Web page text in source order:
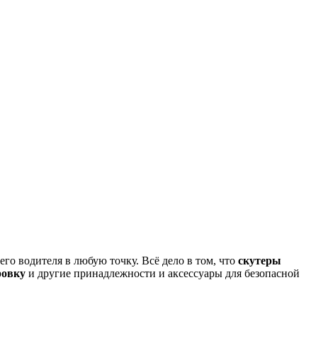
водителя в любую точку. Всё дело в том, что скутеры
и другие принадлежности и аксессуары для безопасной